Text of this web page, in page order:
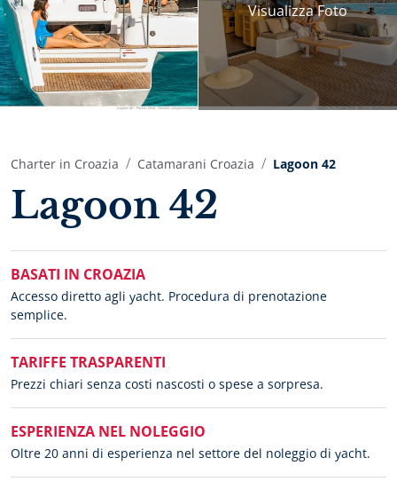
VisualizzaFoto
Charter in Croazia Catamarani Croazia Lagoon 42
Lagoon 42
BASATI IN CROAZIA
Accesso diretto agli yacht. Procedura di prenotazione
semplice.
TARIFFE TRASPARENTI
Prezzi chiari senza costi nascosti o spese a sorpresa.
ESPERIENZA NEL NOLEGGIO
Oltre 20 anni di esperienza nel settore del noleggio di yacht.